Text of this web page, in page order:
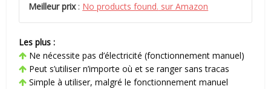
Meilleur prix: No products found. sur Amazon
Les plus :
Ne nécessite pas d’électricité (fonctionnement manuel)
Peut s’utiliser n’importe où et se ranger sans tracas
Simple à utiliser, malgré le fonctionnement manuel